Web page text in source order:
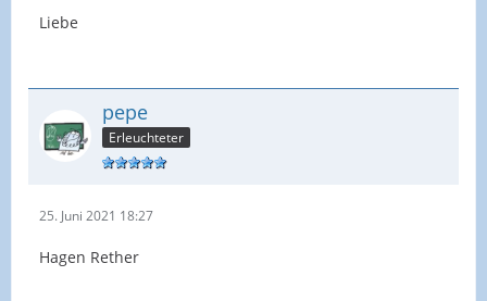
Liebe
pepe
Erleuchteter
25. Juni 2021 18:27
Hagen Rether